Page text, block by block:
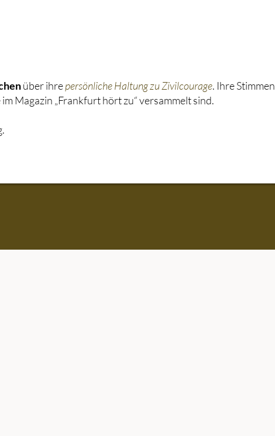
über ihrepersönliche Haltung zu Zivilcourage. Ihre Stimmen
Magazin „Frankfurt hört zu“ versammelt sind.